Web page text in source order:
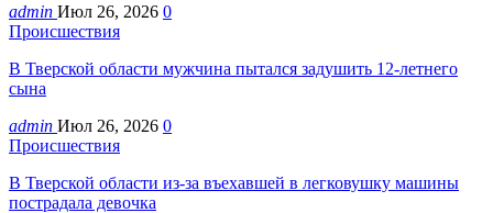
admin Июл 26, 2026 0
Происшествия
В Тверской области мужчина пытался задушить 12-летнего
сына
admin Июл 26, 2026 0
Происшествия
В Тверской области из-за въехавшей в легковушку машины
пострадала девочка